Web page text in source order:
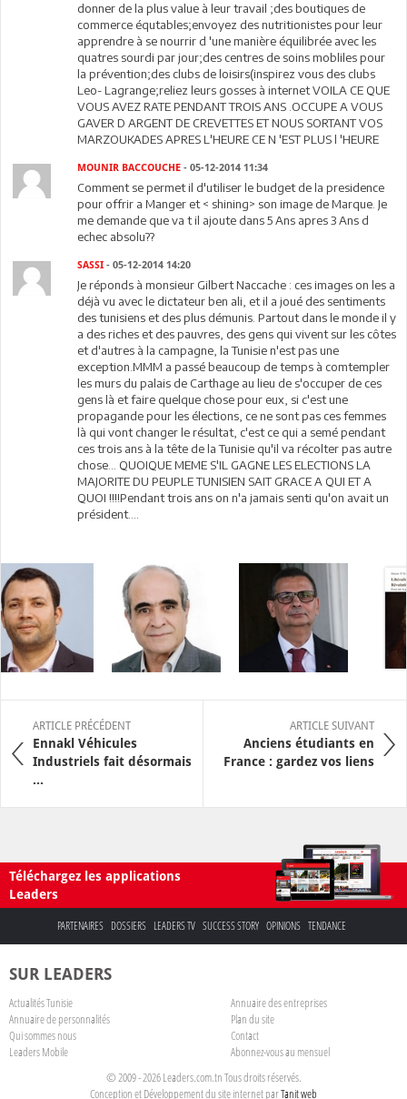
donner de la plus value à leur travail ;des boutiques de
commerce équtables;envoyez des nutritionistes pour leur
apprendre à se nourrir d 'une manière équilibrée avec les
quatres sourdi par jour;des centres de soins mobliles pour
la prévention;des clubs de loisirs(inspirez vous des clubs
Leo- Lagrange;reliez leurs gosses à internet VOILA CE QUE
VOUS AVEZ RATE PENDANT TROIS ANS .OCCUPE A VOUS
GAVER D ARGENT DE CREVETTES ET NOUS SORTANT VOS
MARZOUKADES APRES L'HEURE CE N 'EST PLUS l 'HEURE
MOUNIR BACCOUCHE - 05-12-2014 11:34
Comment se permet il d'utiliser le budget de la presidence
pour offrir a Manger et < shining> son image de Marque. Je
me demande que va t il ajoute dans 5 Ans apres 3 Ans d
echec absolu??
SASSI - 05-12-2014 14:20
Je réponds à monsieur Gilbert Naccache : ces images on les a
déjà vu avec le dictateur ben ali, et il a joué des sentiments
des tunisiens et des plus démunis. Partout dans le monde il y
a des riches et des pauvres, des gens qui vivent sur les côtes
et d'autres à la campagne, la Tunisie n'est pas une
exception.MMM a passé beaucoup de temps à comtempler
les murs du palais de Carthage au lieu de s'occuper de ces
gens là et faire quelque chose pour eux, si c'est une
propagande pour les élections, ce ne sont pas ces femmes
là qui vont changer le résultat, c'est ce qui a semé pendant
ces trois ans à la tête de la Tunisie qu'il va récolter pas autre
chose... QUOIQUE MEME S'IL GAGNE LES ELECTIONS LA
MAJORITE DU PEUPLE TUNISIEN SAIT GRACE A QUI ET A
QUOI !!!!Pendant trois ans on n'a jamais senti qu'on avait un
président....
ARTICLE PRÉCÉDENT
Ennakl Véhicules
Industriels fait désormais
...
ARTICLE SUIVANT
Anciens étudiants en
France : gardez vos liens
Téléchargez les applications
Leaders
PARTENAIRES DOSSIERS LEADERS TV SUCCESS STORY OPINIONS TENDANCE
SUR LEADERS
Actualités Tunisie
Annuaire des entreprises
Annuaire de personnalités
Plan du site
Qui sommes nous
Contact
Leaders Mobile
Abonnez-vous au mensuel
© 2009 - 2026 Leaders.com.tn Tous droits réservés.
Conception et Développement du site internet parTanit web